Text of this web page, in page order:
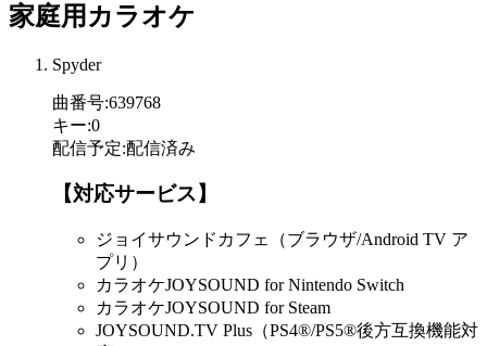
家庭用カラオケ
Spyder
曲番号:639768
キー:0
配信予定:配信済み
【対応サービス】
ジョイサウンドカフェ（ブラウザ/Android TV ア
プリ）
カラオケJOYSOUND for Nintendo Switch
カラオケJOYSOUND for Steam
JOYSOUND.TV Plus（PS4®/PS5®後方互換機能対